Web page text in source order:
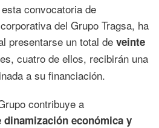
convocatoria de
del Grupo Tragsa, ha
presentarse un total de veinte
cuatro de ellos, recibirán una
a su financiación.
contribuye a
dinamización económica y